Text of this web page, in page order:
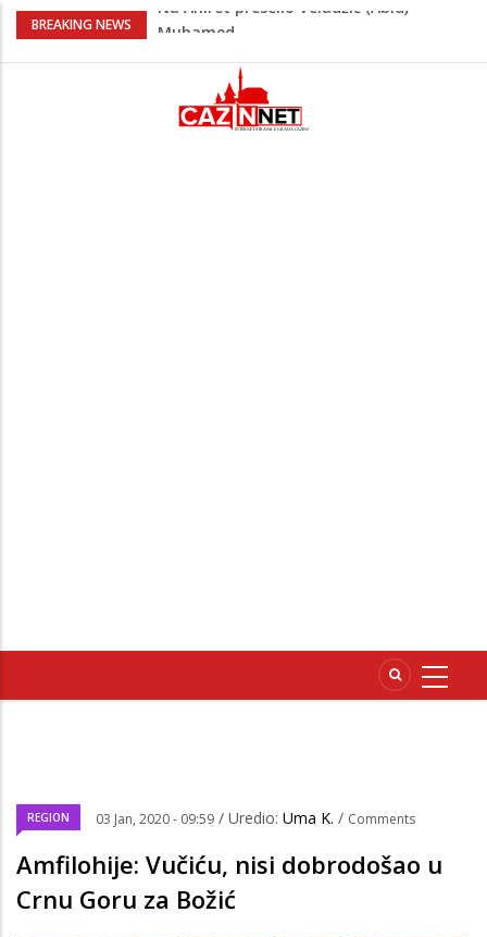
BREAKING NEWS
U Americi na Ahiret preselila Dervišević
Milionske odluke na sjednici Vlade USK:
Evo kome je dodijeljen novac
Američki kongresmeni traže od Trumpa:
REGION 03 Jan, 2020 - 09:59 / Uredio: Uma K. / Comments
Amfilohije: Vučiću, nisi dobrodošao u
Crnu Goru za Božić